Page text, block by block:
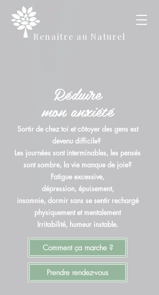
Renaître au Naturel
Réduire
mon anxiété
Sortir de chez toi et côtoyer des gens est
devenu difficile?
Les journées sont interminables, les pensés
sont sombre, la vie manque de joie?
Fatigue excessive,
dépression, épuisement,
insomnie, dormir sans se sentir rechargé
physiquement et mentalement
Irritabilité, humeur instable.
Comment ça marche ?
Prendre rendez-vous